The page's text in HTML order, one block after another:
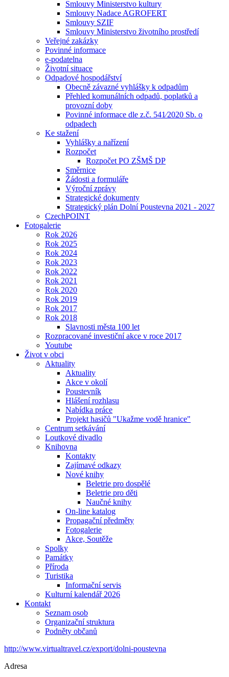
Smlouvy Ministerstvo kultury
Smlouvy Nadace AGROFERT
Smlouvy SZIF
Smlouvy Ministerstvo životního prostředí
Veřejné zakázky
Povinné informace
e-podatelna
Životní situace
Odpadové hospodářství
Obecně závazné vyhlášky k odpadům
Přehled komunálních odpadů, poplatků a
provozní doby
Povinné informace dle z.č. 541⁄2020 Sb. o
odpadech
Ke stažení
Vyhlášky a nařízení
Rozpočet
Rozpočet PO ZŠMŠ DP
Směrnice
Žádosti a formuláře
Výroční zprávy
Strategické dokumenty
Strategický plán Dolní Poustevna 2021 - 2027
CzechPOINT
Fotogalerie
Rok 2026
Rok 2025
Rok 2024
Rok 2023
Rok 2022
Rok 2021
Rok 2020
Rok 2019
Rok 2017
Rok 2018
Slavnosti města 100 let
Rozpracované investiční akce v roce 2017
Youtube
Život v obci
Aktuality
Aktuality
Akce v okolí
Poustevník
Hlášení rozhlasu
Nabídka práce
Projekt hasičů "Ukažme vodě hranice"
Centrum setkávání
Loutkové divadlo
Knihovna
Kontakty
Zajímavé odkazy
Nové knihy
Beletrie pro dospělé
Beletrie pro děti
Naučné knihy
On-line katalog
Propagační předměty
Fotogalerie
Akce, Soutěže
Spolky
Památky
Příroda
Turistika
Informační servis
Kulturní kalendář 2026
Kontakt
Seznam osob
Organizační struktura
Podněty občanů
http://www.virtualtravel.cz/export/dolni-poustevna
Adresa